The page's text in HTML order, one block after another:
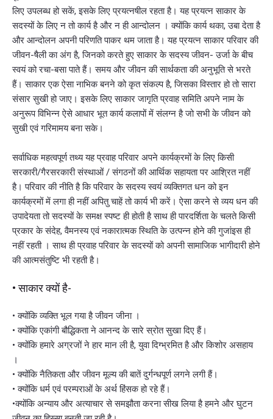
लिए उपलब्ध हो सकें, इसके लिए प्रयत्नषील रहता है। यह प्रयत्न साकार के
सदस्यों के लिए न तो कार्य है और न ही आन्दोलन । क्योंकि कार्य थका, उबा देता है
और आन्दोलन अपनी परिणति पाकर थम जाता है। यह प्रयत्न साकार परिवार की
जीवन-षैली का अंग है, जिनको करते हुए साकार के सदस्य जीवन- उर्जा के बीच
स्वयं को रचा-बसा पाते हैं। समय और जीवन की सार्थकता की अनुभूति से भरते
हैं। साकार एक ऐसा नाभिक बनने को कृत संकल्प है, जिसका विस्तार हो तो सारा
संसार सुखी हो जाए। इसके लिए साकार जागृति प्रवाह समिति अपने नाम के
अनुरूप विभिन्न ऐसे आधार भूत कार्य कलापों में संलग्न है जो सभी के जीवन को
सुखी एवं गरिमामय बना सके।
सर्वाधिक महत्वपूर्ण तथ्य यह प्रवाह परिवार अपने कार्यक्रमों के लिए किसी
सरकारी/गैरसरकारी संस्थाओं / संगठनों की आर्थिक सहायता पर आश्रित नहीं
है। परिवार की नीति है कि परिवार के सदस्य स्वयं व्यक्तिगत धन को इन
कार्यक्रमों में लगा ही नहीं अपितु चाहें तो कार्य भी करें। ऐसा करने से व्यय धन की
उपादेयता तो सदस्यों के समक्ष स्पष्ट ही होती है साथ ही पारदर्शिता के चलते किसी
प्रकार के संदेह, वैमनस्य एवं नकारात्मक स्थिति के उत्पन्न होने की गुजांइस ही
नहीं रहती । साथ ही प्रवाह परिवार के सदस्यों को अपनी सामाजिक भागीदारी होने
की आत्मसंतुष्टि भी रहती है।
• साकार क्यों है-
• क्योंकि व्यक्ति भूल गया है जीवन जीना ।
• क्योंकि एकांगी बौद्धिकता ने आनन्द के सारे स्रोत सुखा दिए हैं।
• क्योंकि हमारे अग्रजों ने हार मान ली है, युवा दिग्भ्रमित है और किशोर असहाय
।
• क्योंकि नैतिकता और जीवन मूल्य की बातें दुर्गन्धपूर्ण लगने लगी हैं।
• क्योंकि धर्म एवं परम्पराओं के अर्थ हिंसक हो रहे हैं।
•क्योंकि अन्याय और अत्याचार से समझौता करना सीख लिया है हमने और घुटन